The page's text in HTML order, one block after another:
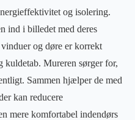
og isolering.
ind i billedet med deres
og døre er korrekt
kuldetab. Mureren sørger for,
Sammen hjælper de med
kan reducere
mere komfortabel indendørs